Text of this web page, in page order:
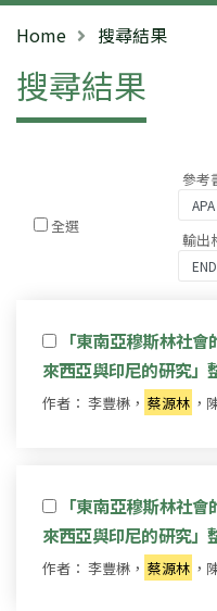
Home 搜尋結果
搜尋結果
全選
參考
輸出
「東南亞穆斯林社
來西亞與印尼的研究」
作者： 李豐楙， 蔡源林 ，
「東南亞穆斯林社
來西亞與印尼的研究」
作者： 李豐楙， 蔡源林 ，